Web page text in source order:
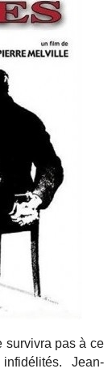
survivra pas à ce
Jean-